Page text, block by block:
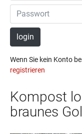
login
Wenn Sie kein Konto
registrieren
Kompost
braunes